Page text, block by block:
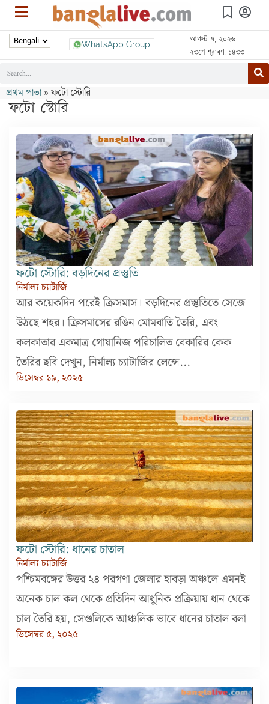
WhatsApp Group
আগস্ট ৭, ২০২৬
২৩শে শ্রাবণ, ১৪৩৩
প্রথম পাতা »ফটো স্টোরি
ফটো স্টোরি
ফটো স্টোরি: বড়দিনের প্রস্তুতি
নির্মাল্য চ্যাটার্জি
আর কয়েকদিন পরেই ক্রিসমাস। বড়দিনের প্রস্তুতিতে সেজে
উঠছে শহর। ক্রিসমাসের রঙিন মোমবাতি তৈরি, এবং
কলকাতার একমাত্র গোয়ানিজ পরিচালিত বেকারির কেক
তৈরির ছবি দেখুন, নির্মাল্য চ্যাটার্জির লেন্সে...
ডিসেম্বর ১৯, ২০২৫
ফটো স্টোরি: ধানের চাতাল
নির্মাল্য চ্যাটার্জি
পশ্চিমবঙ্গের উত্তর ২৪ পরগণা জেলার হাবড়া অঞ্চলে এমনই
অনেক চাল কল থেকে প্রতিদিন আধুনিক প্রক্রিয়ায় ধান থেকে
চাল তৈরি হয়, সেগুলিকে আঞ্চলিক ভাবে ধানের চাতাল বলা
ডিসেম্বর ৫, ২০২৫